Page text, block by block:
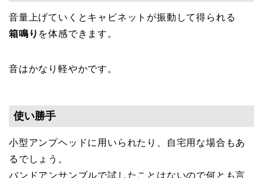
音量上げていくとキャビネットが振動して得られる
箱鳴り を体感できます。
音はかなり軽やかです。
使い勝手
小型アンプヘッドに用いられたり、自宅用な場合もあ
るでしょう。
バンドアンサンブルで試したことはないので何とも言